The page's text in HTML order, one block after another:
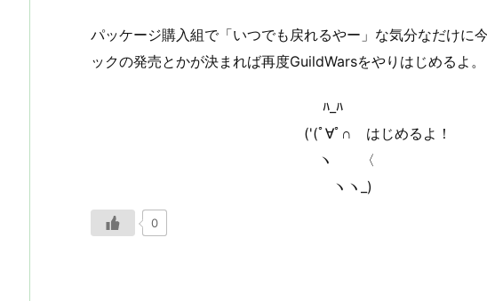
パッケージ購入組で「いつでも戻れるやー」な気分なだけに
ックの発売とかが決まれば再度GuildWarsをやりはじめるよ。
ﾊ_ﾊ
('(ﾟ∀ﾟ∩ はじめるよ！
ヽ 〈
ヽヽ_)
0